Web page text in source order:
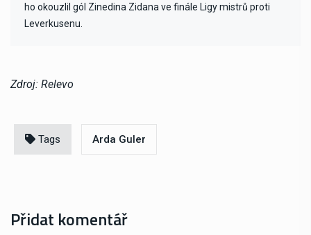
ho okouzlil gól Zinedina Zidana ve finále Ligy mistrů proti
Leverkusenu.
Zdroj: Relevo
Tags Arda Guler
Přidat komentář